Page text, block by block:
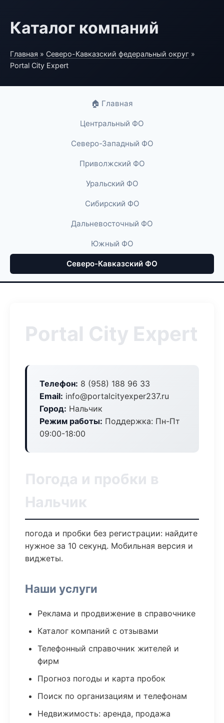
Каталог компаний
Главная » Северо-Кавказский федеральный округ »
Portal City Expert
🏠 Главная
Центральный ФО
Северо-Западный ФО
Приволжский ФО
Уральский ФО
Сибирский ФО
Дальневосточный ФО
Южный ФО
Северо-Кавказский ФО
Portal City Expert
Телефон: 8 (958) 188 96 33
Email: info@portalcityexper237.ru
Город: Нальчик
Режим работы: Поддержка: Пн-Пт
09:00-18:00
Погода и пробки в
Нальчик
погода и пробки без регистрации: найдите
нужное за 10 секунд. Мобильная версия и
виджеты.
Наши услуги
Реклама и продвижение в справочнике
Каталог компаний с отзывами
Телефонный справочник жителей и
фирм
Прогноз погоды и карта пробок
Поиск по организациям и телефонам
Недвижимость: аренда, продажа